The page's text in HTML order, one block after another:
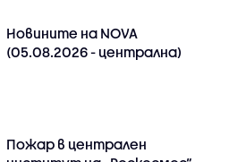
Новините на NOVA
(05.08.2026 - централна)
Пожар в централен